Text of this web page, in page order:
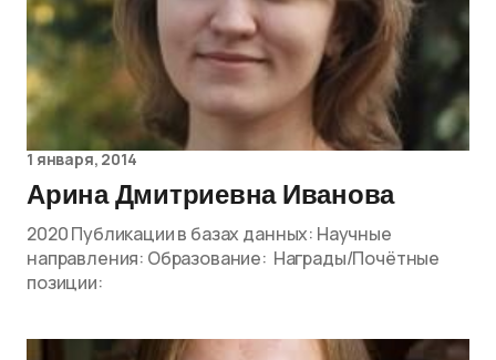
1 января, 2014
Арина Дмитриевна Иванова
2020 Публикации в базах данных: Научные
направления: Образование: Награды/Почётные
позиции: